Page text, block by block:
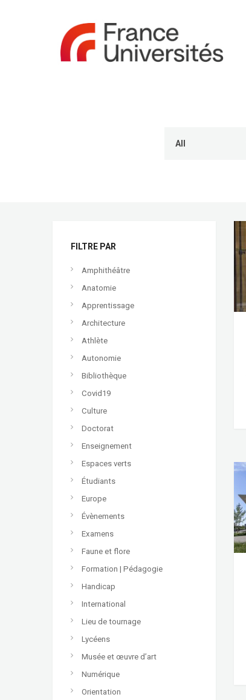
FILTRE PAR
Amphithéâtre
Anatomie
Apprentissage
Architecture
Athlète
Autonomie
Bibliothèque
Covid19
Culture
Doctorat
Enseignement
Espaces verts
Étudiants
Europe
Évènements
Examens
Faune et flore
Formation | Pédagogie
Handicap
International
Lieu de tournage
Lycéens
Musée et œuvre d’art
Numérique
Orientation